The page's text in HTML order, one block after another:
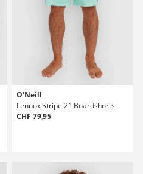
O'Neill
Lennox Stripe 21 Boardshorts
CHF 79,95